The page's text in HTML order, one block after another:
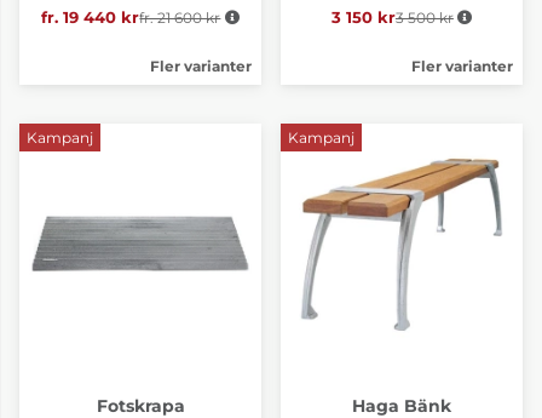
fr. 19 440 krOrdinarie pris:
fr. 21 600 kr
Fler varianter
3 150 kr Ordinarie pris:
3 500 kr
Fler varianter
Kampanj
Fotskrapa
Kampanj
Haga Bänk